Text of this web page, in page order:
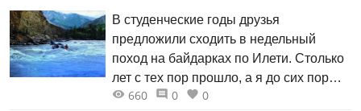
В студенческие годы друзья
предложили сходить в недельный
поход на байдарках по Илети. Столько
лет с тех пор прошло, а я до сих пор
вспоминаю стремительный бег реки,
660 0
0